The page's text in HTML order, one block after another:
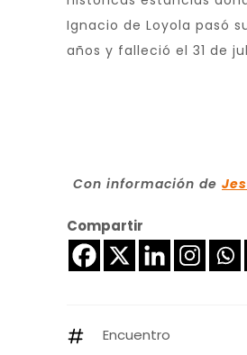
Ignacio de Loyola pasó
años y falleció el 31 de
Con información de
Compartir
Encuentro